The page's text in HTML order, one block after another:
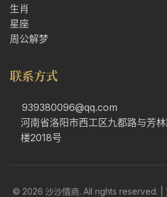
生肖
星座
周公解梦
联系方式
939380096@qq.com
河南省洛阳市西工区九都路与芳
楼2018号
© 2026 沙沙情商. All rights reserved. |